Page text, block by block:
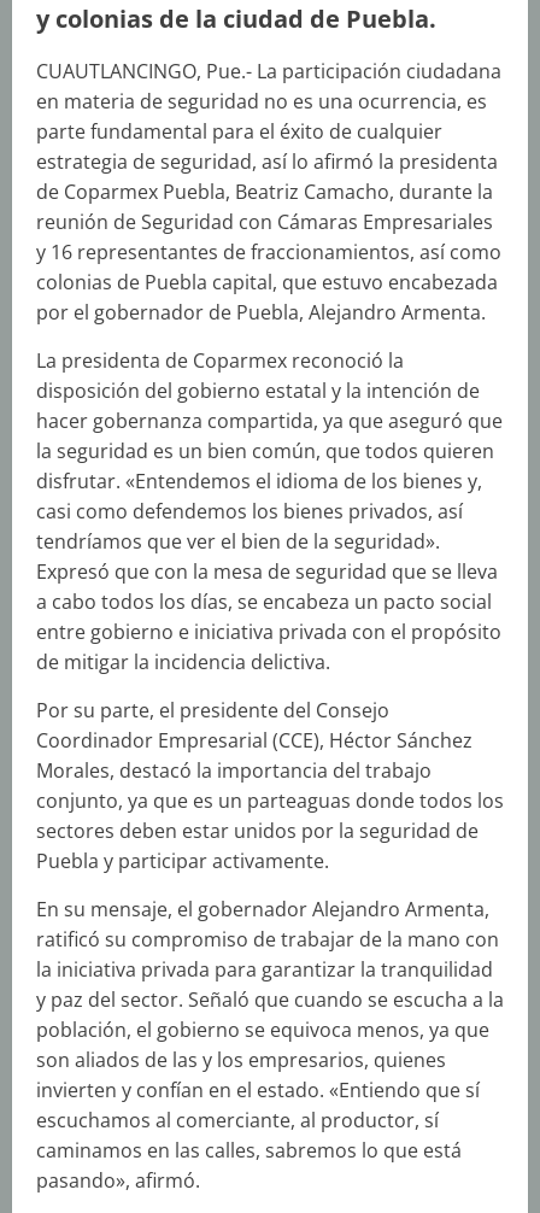
y colonias de la ciudad de Puebla.
CUAUTLANCINGO, Pue.- La participación ciudadana
en materia de seguridad no es una ocurrencia, es
parte fundamental para el éxito de cualquier
estrategia de seguridad, así lo afirmó la presidenta
de Coparmex Puebla, Beatriz Camacho, durante la
reunión de Seguridad con Cámaras Empresariales
y 16 representantes de fraccionamientos, así como
colonias de Puebla capital, que estuvo encabezada
por el gobernador de Puebla, Alejandro Armenta.
La presidenta de Coparmex reconoció la
disposición del gobierno estatal y la intención de
hacer gobernanza compartida, ya que aseguró que
la seguridad es un bien común, que todos quieren
disfrutar. «Entendemos el idioma de los bienes y,
casi como defendemos los bienes privados, así
tendríamos que ver el bien de la seguridad».
Expresó que con la mesa de seguridad que se lleva
a cabo todos los días, se encabeza un pacto social
entre gobierno e iniciativa privada con el propósito
de mitigar la incidencia delictiva.
Por su parte, el presidente del Consejo
Coordinador Empresarial (CCE), Héctor Sánchez
Morales, destacó la importancia del trabajo
conjunto, ya que es un parteaguas donde todos los
sectores deben estar unidos por la seguridad de
Puebla y participar activamente.
En su mensaje, el gobernador Alejandro Armenta,
ratificó su compromiso de trabajar de la mano con
la iniciativa privada para garantizar la tranquilidad
y paz del sector. Señaló que cuando se escucha a la
población, el gobierno se equivoca menos, ya que
son aliados de las y los empresarios, quienes
invierten y confían en el estado. «Entiendo que sí
escuchamos al comerciante, al productor, sí
caminamos en las calles, sabremos lo que está
pasando», afirmó.